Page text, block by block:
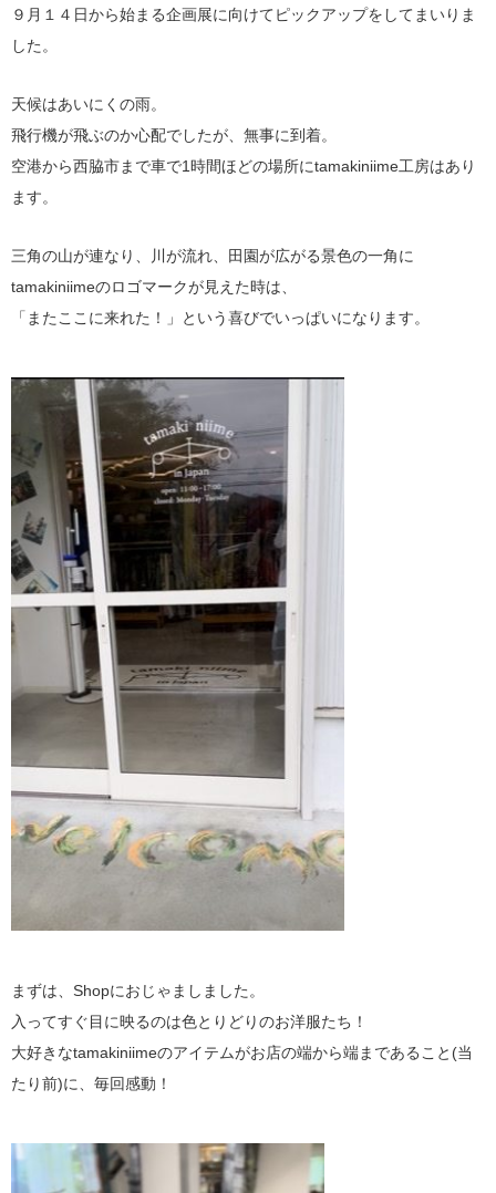
９月１４日から始まる企画展に向けてピックアップをしてまいりま
した。
天候はあいにくの雨。
飛行機が飛ぶのか心配でしたが、無事に到着。
空港から西脇市まで車で1時間ほどの場所にtamakiniime工房はあり
ます。
三角の山が連なり、川が流れ、田園が広がる景色の一角に
tamakiniimeのロゴマークが見えた時は、
「またここに来れた！」という喜びでいっぱいになります。
まずは、Shopにおじゃましました。
入ってすぐ目に映るのは色とりどりのお洋服たち！
大好きなtamakiniimeのアイテムがお店の端から端まであること(当
たり前)に、毎回感動！